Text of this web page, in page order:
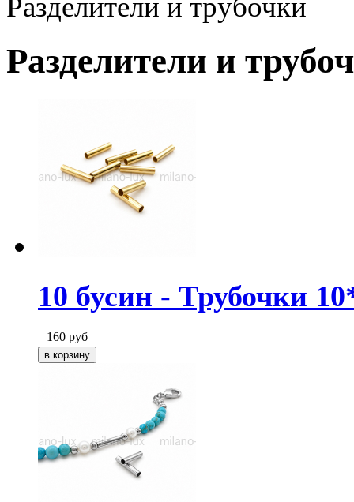
Разделители и трубочки
Разделители и
10 бусин - Трубочки
160 руб